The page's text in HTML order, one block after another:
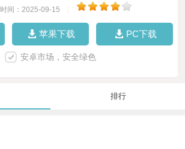
时间：2025-09-15
苹果下载 PC下载
安卓市场，安全绿色
排行